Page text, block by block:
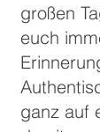
großen
euch
ganz auf